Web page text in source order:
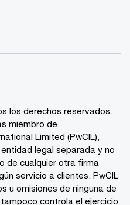
los derechos reservados.
miembro de
Limited (PwCIL),
legal separada y no
de cualquier otra firma
servicio a clientes. PwCIL
u omisiones de ninguna de
controla el ejercicio